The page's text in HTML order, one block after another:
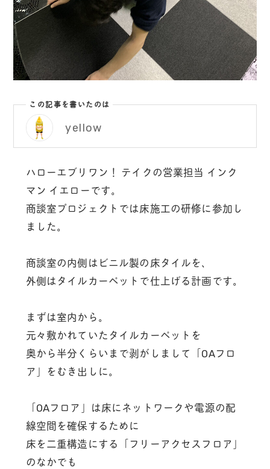
この記事を書いたのは
yellow
ハローエブリワン！ テイクの営業担当 インク
マン イエローです。
商談室プロジェクトでは床施工の研修に参加し
ました。
商談室の内側はビニル製の床タイルを、
外側はタイルカーペットで仕上げる計画です。
まずは室内から。
元々敷かれていたタイルカーペットを
奥から半分くらいまで剥がしまして「OAフロ
ア」をむき出しに。
「OAフロア」は床にネットワークや電源の配
線空間を確保するために
床を二重構造にする「フリーアクセスフロア」
のなかでも